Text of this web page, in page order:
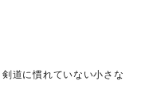
道に慣れていない小さな